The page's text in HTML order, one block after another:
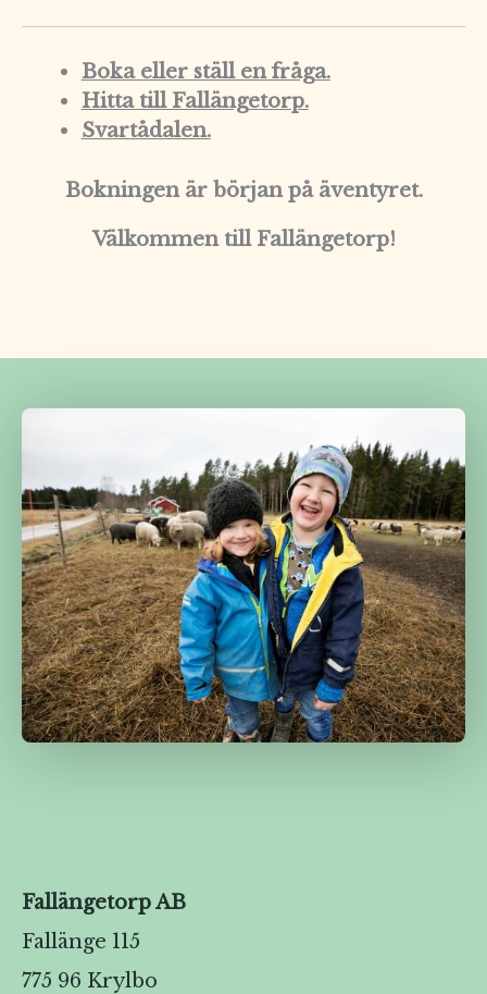
Boka eller ställ en fråga.
Hitta till Fallängetorp.
Svartådalen.
Bokningen är början på äventyret.
Välkommen till Fallängetorp!
Fallängetorp AB
Fallänge 115
775 96 Krylbo